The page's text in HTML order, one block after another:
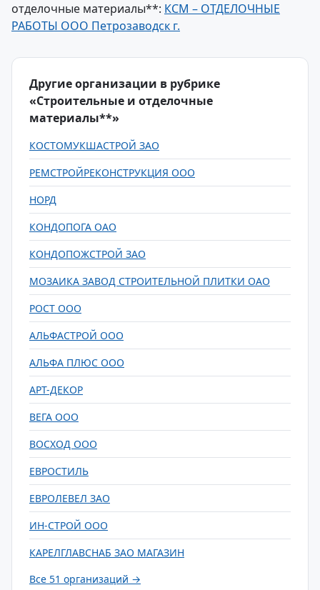
отделочные материалы**: КСМ – ОТДЕЛОЧНЫЕ
РАБОТЫ ООО Петрозаводск г.
Другие организации в рубрике
«Строительные и отделочные
материалы**»
КОСТОМУКШАСТРОЙ ЗАО
РЕМСТРОЙРЕКОНСТРУКЦИЯ ООО
НОРД
КОНДОПОГА ОАО
КОНДОПОЖСТРОЙ ЗАО
МОЗАИКА ЗАВОД СТРОИТЕЛЬНОЙ ПЛИТКИ ОАО
РОСТ ООО
АЛЬФАСТРОЙ ООО
АЛЬФА ПЛЮС ООО
АРТ-ДЕКОР
ВЕГА ООО
ВОСХОД ООО
ЕВРОСТИЛЬ
ЕВРОЛЕВЕЛ ЗАО
ИН-СТРОЙ ООО
КАРЕЛГЛАВСНАБ ЗАО МАГАЗИН
Все 51 организаций →